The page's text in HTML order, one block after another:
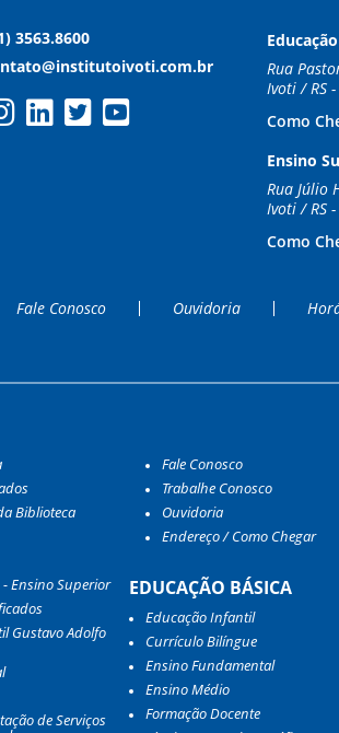
3563.8600
Rua
Ivoti / RS
Como
Ensino
Rua Júlio
Ivoti / RS
Como
Fale Conosco Ouvidoria
Biblioteca
Ensino Superior
Gustavo Adolfo
de Serviços
Fale Conosco
Trabalhe Conosco
Ouvidoria
Endereço / Como Chegar
EDUCAÇÃO BÁSICA
Educação Infantil
Currículo Bilíngue
Ensino Fundamental
Ensino Médio
Formação Docente